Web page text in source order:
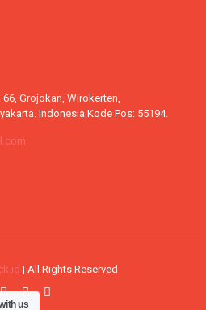
Grojokan, Wirokerten,
Indonesia Kode Pos: 55194.
| All Rights Reserved
us